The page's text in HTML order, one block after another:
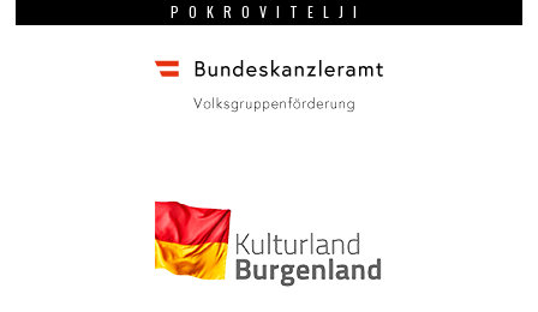
POKROVITELJI